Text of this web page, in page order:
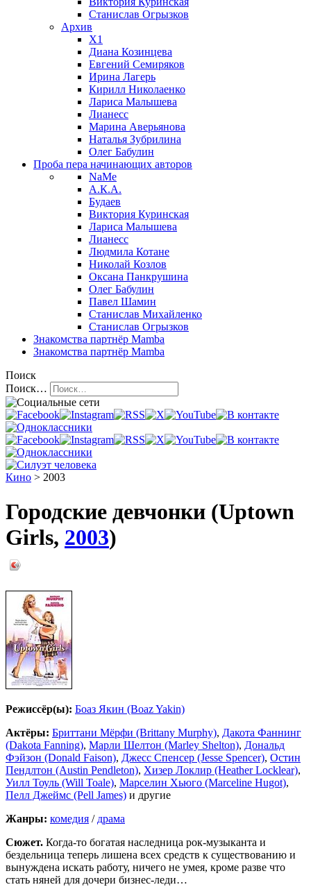
Станислав Огрызков
Архив
X1
Диана Козинцева
Евгений Семиряков
Ирина Лагерь
Кирилл Николаенко
Лариса Малышева
Лианесс
Марина Аверьянова
Наталья Зубрилина
Олег Бабулин
Проба пера начинающих авторов
NaMe
А.К.А.
Будаев
Виктория Куринская
Лариса Малышева
Лианесс
Людмила Котане
Николай Козлов
Оксана Панкрушина
Олег Бабулин
Павел Шамин
Станислав Михайленко
Станислав Огрызков
Знакомства партнёр Mamba
Знакомства партнёр Mamba
Поиск
Поиск…
Кино > 2003
Городские девчонки (Uptown
Girls, 2003)
Режиссёр(ы): Боаз Якин (Boaz Yakin)
Актёры: Бриттани Мёрфи (Brittany Murphy), Дакота Фаннинг
(Dakota Fanning), Марли Шелтон (Marley Shelton), Дональд
Фэйзон (Donald Faison), Джесс Спенсер (Jesse Spencer), Остин
Пендлтон (Austin Pendleton), Хизер Локлир (Heather Locklear),
Уилл Тоуль (Will Toale), Марселин Хьюго (Marceline Hugot),
Пелл Джеймс (Pell James) и другие
Жанры: комедия / драма
Сюжет. Когда-то богатая наследница рок-музыканта и
бездельница теперь лишена всех средств к существованию и
вынуждена искать работу, ничего не умея, кроме разве что
стать няней для дочери бизнес-леди…